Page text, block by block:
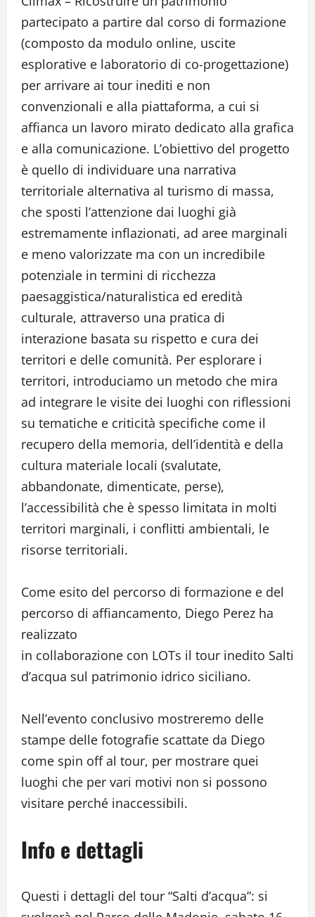
partecipato a partire dal corso di formazione
(composto da modulo online, uscite
esplorative e laboratorio di co-progettazione)
per arrivare ai tour inediti e non
convenzionali e alla piattaforma, a cui si
affianca un lavoro mirato dedicato alla grafica
e alla comunicazione. L’obiettivo del progetto
è quello di individuare una narrativa
territoriale alternativa al turismo di massa,
che sposti l’attenzione dai luoghi già
estremamente inflazionati, ad aree marginali
e meno valorizzate ma con un incredibile
potenziale in termini di ricchezza
paesaggistica/naturalistica ed eredità
culturale, attraverso una pratica di
interazione basata su rispetto e cura dei
territori e delle comunità. Per esplorare i
territori, introduciamo un metodo che mira
ad integrare le visite dei luoghi con riflessioni
su tematiche e criticità specifiche come il
recupero della memoria, dell’identità e della
cultura materiale locali (svalutate,
abbandonate, dimenticate, perse),
l’accessibilità che è spesso limitata in molti
territori marginali, i conflitti ambientali, le
risorse territoriali.
Come esito del percorso di formazione e del
percorso di affiancamento, Diego Perez ha
realizzato
in collaborazione con LOTs il tour inedito Salti
d’acqua sul patrimonio idrico siciliano.
Nell’evento conclusivo mostreremo delle
stampe delle fotografie scattate da Diego
come spin off al tour, per mostrare quei
luoghi che per vari motivi non si possono
visitare perché inaccessibili.
Info e dettagli
Questi i dettagli del tour “Salti d’acqua”: si